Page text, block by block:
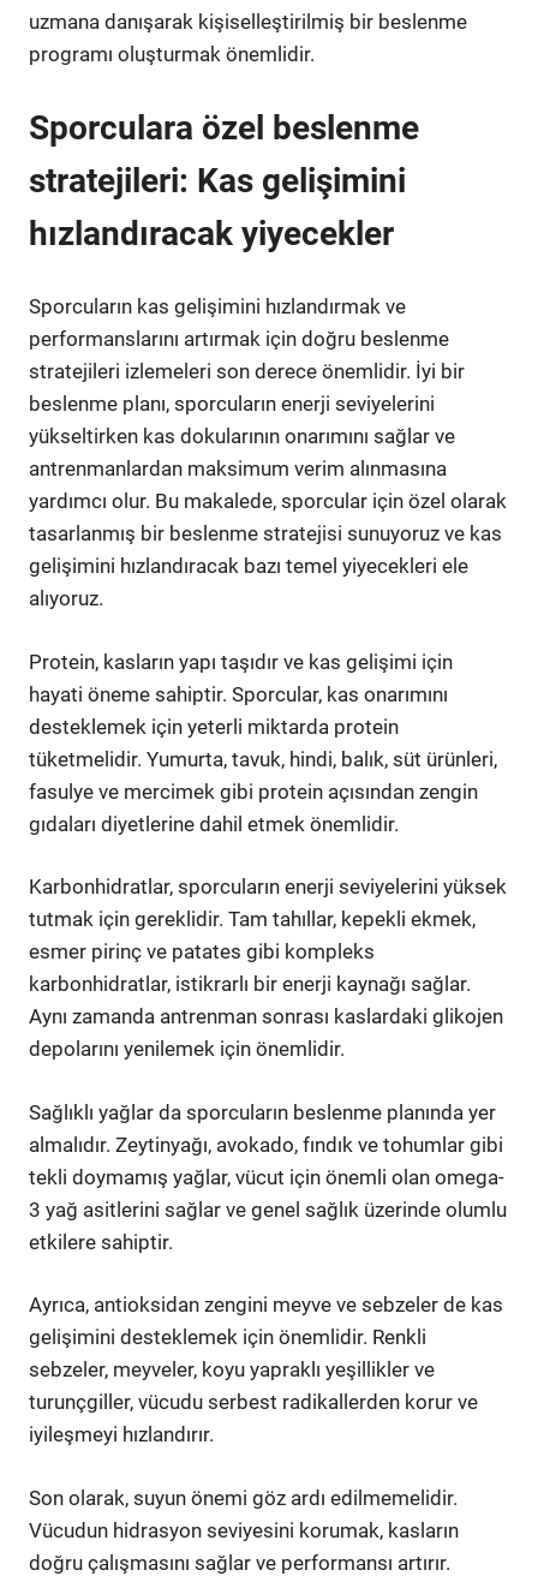
uzmana danışarak kişiselleştirilmiş bir beslenme
programı oluşturmak önemlidir.
Sporculara özel beslenme
stratejileri: Kas gelişimini
hızlandıracak yiyecekler
Sporcuların kas gelişimini hızlandırmak ve
performanslarını artırmak için doğru beslenme
stratejileri izlemeleri son derece önemlidir. İyi bir
beslenme planı, sporcuların enerji seviyelerini
yükseltirken kas dokularının onarımını sağlar ve
antrenmanlardan maksimum verim alınmasına
yardımcı olur. Bu makalede, sporcular için özel olarak
tasarlanmış bir beslenme stratejisi sunuyoruz ve kas
gelişimini hızlandıracak bazı temel yiyecekleri ele
alıyoruz.
Protein, kasların yapı taşıdır ve kas gelişimi için
hayati öneme sahiptir. Sporcular, kas onarımını
desteklemek için yeterli miktarda protein
tüketmelidir. Yumurta, tavuk, hindi, balık, süt ürünleri,
fasulye ve mercimek gibi protein açısından zengin
gıdaları diyetlerine dahil etmek önemlidir.
Karbonhidratlar, sporcuların enerji seviyelerini yüksek
tutmak için gereklidir. Tam tahıllar, kepekli ekmek,
esmer pirinç ve patates gibi kompleks
karbonhidratlar, istikrarlı bir enerji kaynağı sağlar.
Aynı zamanda antrenman sonrası kaslardaki glikojen
depolarını yenilemek için önemlidir.
Sağlıklı yağlar da sporcuların beslenme planında yer
almalıdır. Zeytinyağı, avokado, fındık ve tohumlar gibi
tekli doymamış yağlar, vücut için önemli olan omega-
3 yağ asitlerini sağlar ve genel sağlık üzerinde olumlu
etkilere sahiptir.
Ayrıca, antioksidan zengini meyve ve sebzeler de kas
gelişimini desteklemek için önemlidir. Renkli
sebzeler, meyveler, koyu yapraklı yeşillikler ve
turunçgiller, vücudu serbest radikallerden korur ve
iyileşmeyi hızlandırır.
Son olarak, suyun önemi göz ardı edilmemelidir.
Vücudun hidrasyon seviyesini korumak, kasların
doğru çalışmasını sağlar ve performansı artırır.